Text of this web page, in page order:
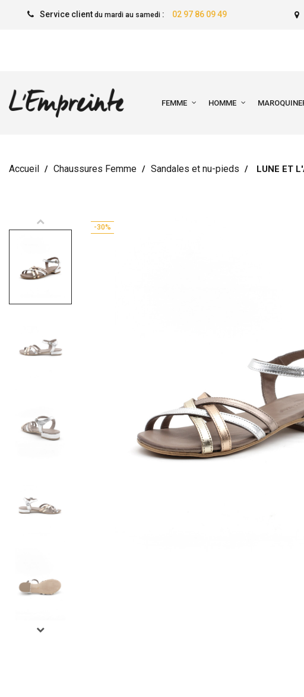
Service client du mardi au samedi: 02 97 86 09 49
FEMME HOMME
Accueil Chaussures Femme Sandales et nu-pieds LUNE ET
-30%